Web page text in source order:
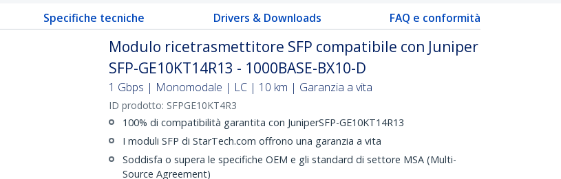
Specifiche tecniche Drivers & Downloads FAQ e conformità
Modulo ricetrasmettitore SFP compatibile con Juniper
SFP-GE10KT14R13 - 1000BASE-BX10-D
1 Gbps | Monomodale | LC | 10 km | Garanzia a vita
ID prodotto: SFPGE10KT4R3
100% di compatibilità garantita con JuniperSFP-GE10KT14R13
I moduli SFP di StarTech.com offrono una garanzia a vita
Soddisfa o supera le specifiche OEM e gli standard di settore MSA (Multi-
Source Agreement)